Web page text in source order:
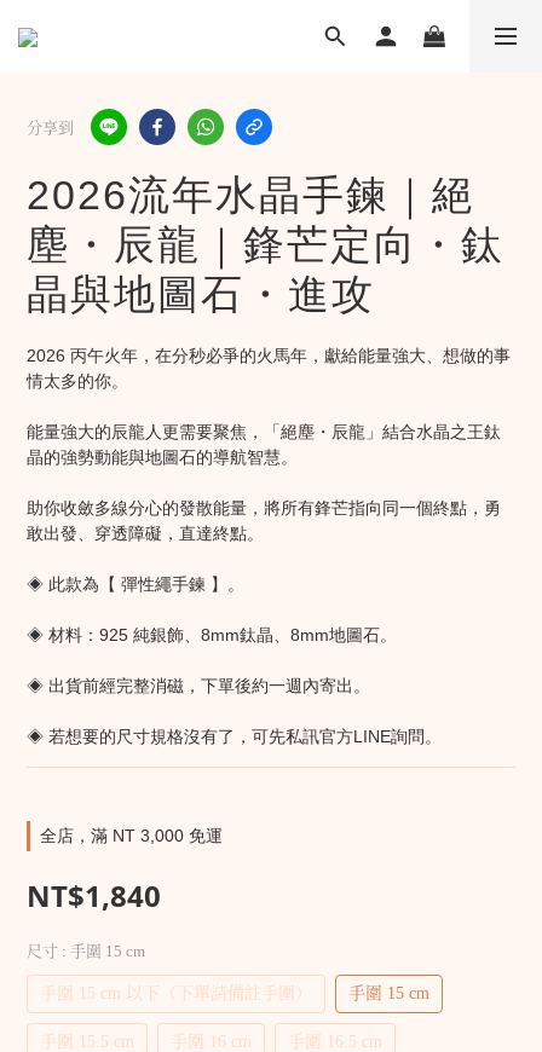
分享到
2026流年水晶手鍊｜絕
塵・辰龍｜鋒芒定向・鈦
晶與地圖石・進攻
2026 丙午火年，在分秒必爭的火馬年，獻給能量強大、想做的事
情太多的你。
能量強大的辰龍人更需要聚焦，「絕塵・辰龍」結合水晶之王鈦
晶的強勢動能與地圖石的導航智慧。
助你收斂多線分心的發散能量，將所有鋒芒指向同一個終點，勇
敢出發、穿透障礙，直達終點。
◈ 此款為【 彈性繩手鍊 】。
◈ 材料：925 純銀飾、8mm鈦晶、8mm地圖石。
◈ 出貨前經完整消磁，下單後約一週內寄出。
◈ 若想要的尺寸規格沒有了，可先私訊官方LINE詢問。
全店，滿 NT 3,000 免運
NT$1,840
尺寸 : 手圍 15 cm
手圍 15 cm 以下（下單請備註手圍） 手圍 15 cm
手圍 15.5 cm 手圍 16 cm 手圍 16.5 cm